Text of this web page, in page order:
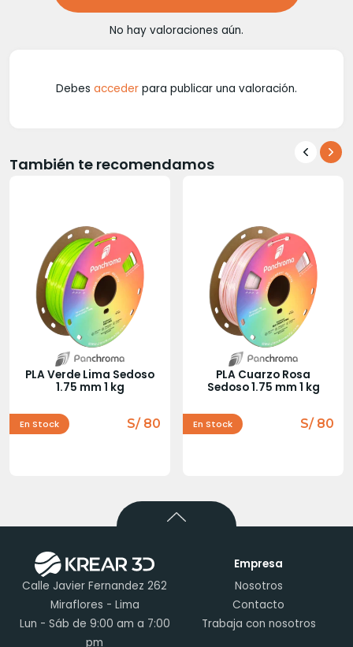
No hay valoraciones aún.
Debes acceder para publicar una valoración.
También te recomendamos
PLA Verde Lima Sedoso
1.75 mm 1 kg
En Stock S/ 80
PLA Cuarzo Rosa
Sedoso 1.75 mm 1 kg
En Stock S/ 80
Calle Javier Fernandez 262
Miraflores - Lima
Lun - Sáb de 9:00 am a 7:00
pm
Empresa
Nosotros
Contacto
Trabaja con nosotros